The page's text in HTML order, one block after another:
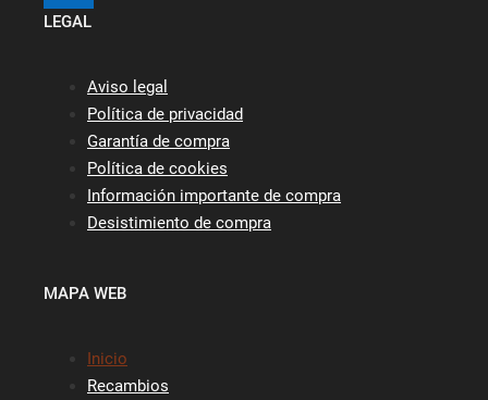
LEGAL
Aviso legal
Política de privacidad
Garantía de compra
Política de cookies
Información importante de compra
Desistimiento de compra
MAPA WEB
Inicio
Recambios